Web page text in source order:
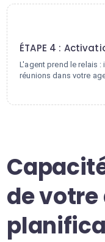
ÉTAPE 4 :
L'agent prend le relais
réunions dans votre
de